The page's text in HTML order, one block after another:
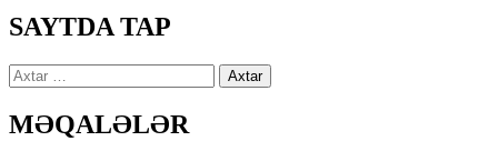
SAYTDA TAP
Axtarış:
MƏQALƏLƏR